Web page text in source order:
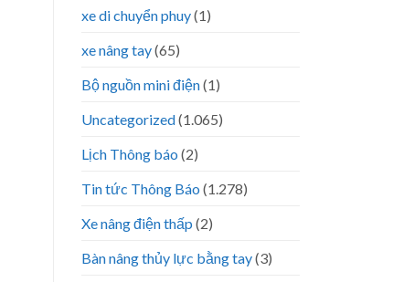
xe di chuyển phuy(1)
xe nâng tay(65)
Bộ nguồn mini điện(1)
Uncategorized(1.065)
Lịch Thông báo (2)
Tin tức Thông Báo (1.278)
Xe nâng điện thấp (2)
Bàn nâng thủy lực bằng tay(3)